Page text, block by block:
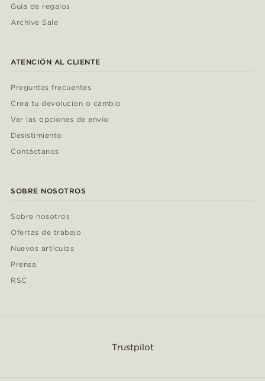
Guía de regalos
Archive Sale
ATENCIÓN AL CLIENTE
Preguntas frecuentes
Crea tu devolucion o cambio
Ver las opciones de envío
Desistimiento
Contáctanos
SOBRE NOSOTROS
Sobre nosotros
Ofertas de trabajo
Nuevos artículos
Prensa
RSC
Trustpilot